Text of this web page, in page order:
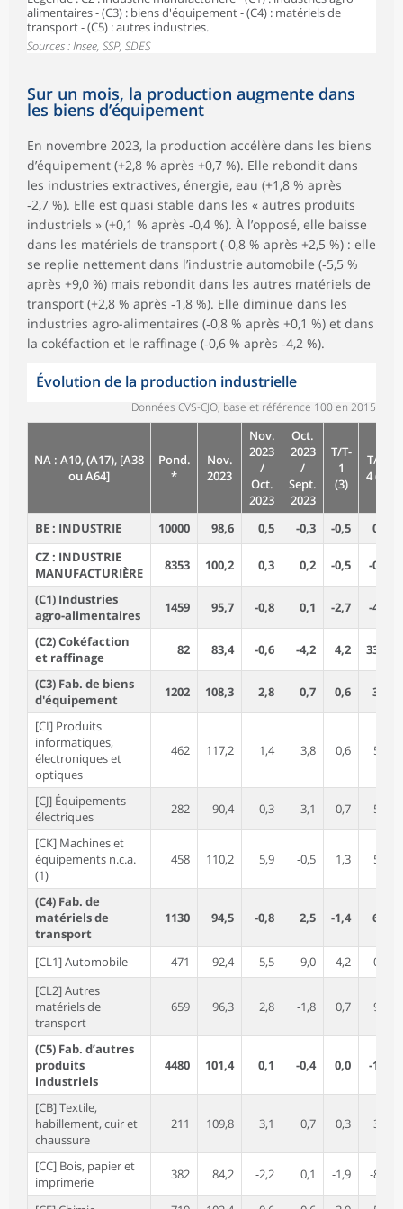
alimentaires - (C3) : biens d'équipement - (C4) : matériels de
transport - (C5) : autres industries.
Sources : Insee, SSP, SDES
Sur un mois, la production augmente dans
les biens d’équipement
En novembre 2023, la production accélère dans les biens
d’équipement (+2,8 % après +0,7 %). Elle rebondit dans
les industries extractives, énergie, eau (+1,8 % après
‑2,7 %). Elle est quasi stable dans les « autres produits
industriels » (+0,1 % après ‑0,4 %). À l’opposé, elle baisse
dans les matériels de transport (‑0,8 % après +2,5 %) : elle
se replie nettement dans l’industrie automobile (‑5,5 %
après +9,0 %) mais rebondit dans les autres matériels de
transport (+2,8 % après ‑1,8 %). Elle diminue dans les
industries agro-alimentaires (‑0,8 % après +0,1 %) et dans
la cokéfaction et le raffinage (‑0,6 % après ‑4,2 %).
Évolution de la production industrielle
Données CVS-CJO, base et référence 100 en 2015
NA : A10, (A17), [A38
ou A64]
Pond.
*
Nov.
2023
Nov.
2023
/
Oct.
2023
Oct.
2023
/
Sept.
2023
T/T-
1
(3)
T/T-
4 (4)
BE : INDUSTRIE 10000 98,6 0,5 -0,3 -0,5
0,8
CZ : INDUSTRIE
MANUFACTURIÈRE
8353 100,2 0,3 0,2 -0,5 -0,3
(C1) Industries
agro-alimentaires
1459 95,7 -0,8 0,1 -2,7 -4,2
(C2) Cokéfaction
et raffinage
82 83,4 -0,6 -4,2 4,2 33,7
(C3) Fab. de biens
d'équipement
1202 108,3 2,8 0,7 0,6 3,2
[CI] Produits
informatiques,
électroniques et
optiques
462 117,2 1,4 3,8 0,6 5,3
[CJ] Équipements
électriques
282 90,4 0,3 -3,1 -0,7 -5,3
[CK] Machines et
équipements n.c.a.
(1)
458 110,2 5,9 -0,5 1,3 5,8
(C4) Fab. de
matériels de
transport
1130 94,5 -0,8 2,5 -1,4 6,0
[CL1] Automobile 471 92,4 -5,5 9,0 -4,2
0,8
[CL2] Autres
matériels de
transport
659 96,3 2,8 -1,8 0,7 9,9
(C5) Fab. d’autres
produits
industriels
4480 101,4 0,1 -0,4 0,0 -1,8
[CB] Textile,
habillement, cuir et
chaussure
211 109,8 3,1 0,7 0,3 3,6
[CC] Bois, papier et
imprimerie
382 84,2 -2,2 0,1 -1,9 -8,1